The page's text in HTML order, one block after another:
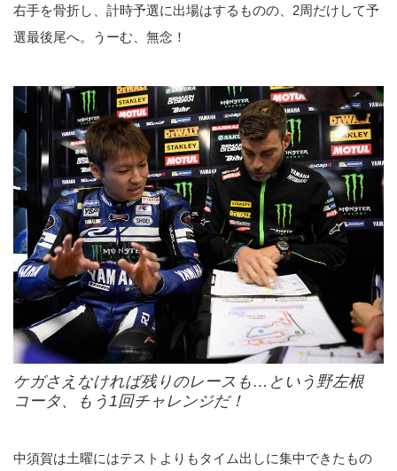
右手を骨折し、計時予選に出場はするものの、2周だけして予
選最後尾へ。うーむ、無念！
ケガさえなければ残りのレースも…という野左根
コータ、もう1回チャレンジだ！
中須賀は土曜にはテストよりもタイム出しに集中できたもの